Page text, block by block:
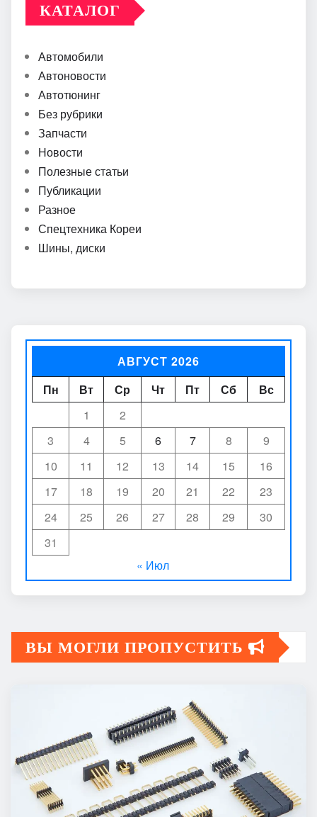
КАТАЛОГ
Автомобили
Автоновости
Автотюнинг
Без рубрики
Запчасти
Новости
Полезные статьи
Публикации
Разное
Спецтехника Кореи
Шины, диски
АВГУСТ 2026
Пн
Вт Ср Чт Пт Сб
Вс
1
2
3
4 5 6 7 8
9
10
11 12 13 14 15
16
17
18 19 20 21 22
23
24
25 26 27 28 29
30
31
« Июл
ВЫ МОГЛИ ПРОПУСТИТЬ